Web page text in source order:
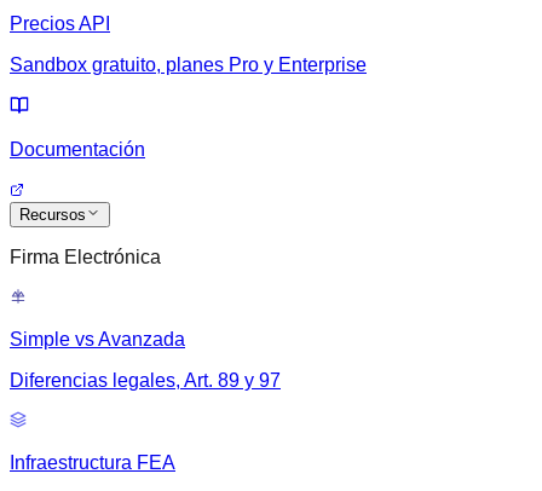
Precios API
Sandbox gratuito, planes Pro y Enterprise
Documentación
Recursos
Firma Electrónica
Simple vs Avanzada
Diferencias legales, Art. 89 y 97
Infraestructura FEA